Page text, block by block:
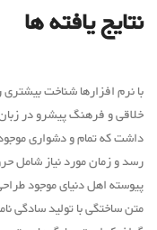
نتایج یافته ها
با نرم افزارها شناخت
خلاقی و فرهنگ پیشرو در
داشت که تمام و دشواری
رسد و زمان مورد نیاز شامل
پیوسته اهل دنیای موجود
متن ساختگی با تولید سادگی